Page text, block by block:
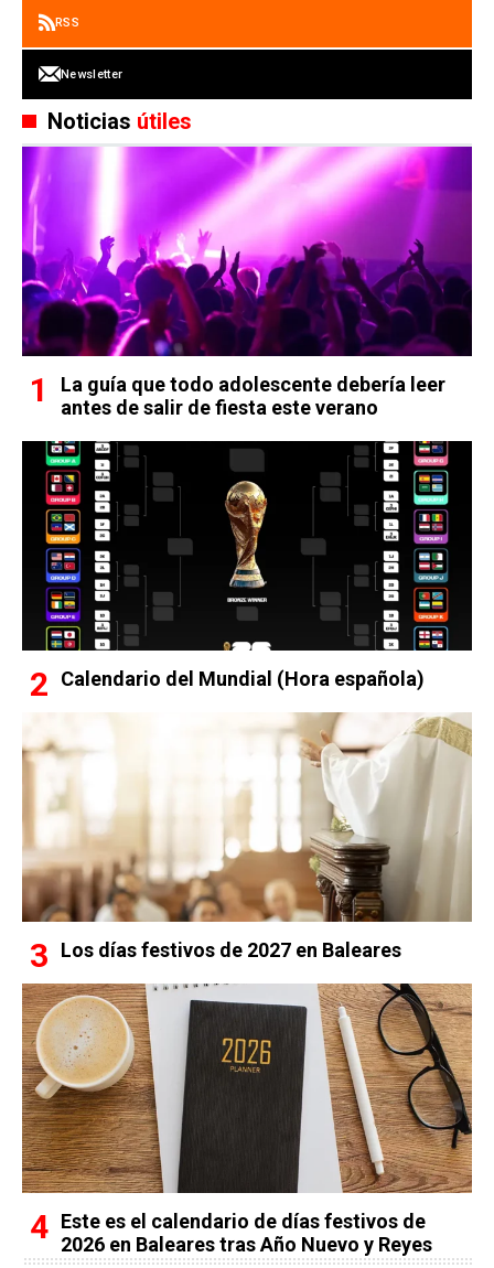
RSS
Newsletter
Noticias útiles
La guía que todo adolescente debería leer
antes de salir de fiesta este verano
Calendario del Mundial (Hora española)
Los días festivos de 2027 en Baleares
Este es el calendario de días festivos de
2026 en Baleares tras Año Nuevo y Reyes